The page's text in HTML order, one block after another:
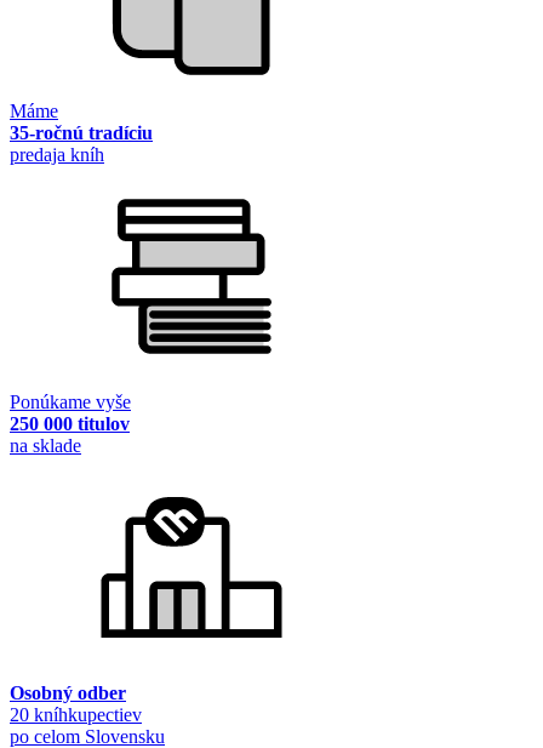
Máme
35-ročnú tradíciu
predaja kníh
Ponúkame vyše
250 000 titulov
na sklade
Osobný odber
20 kníhkupectiev
po celom Slovensku